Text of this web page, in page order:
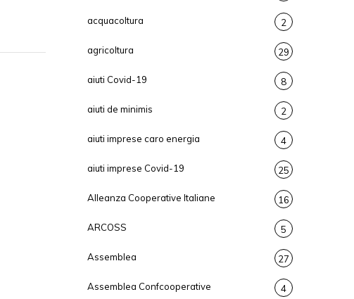
acquacoltura 2
agricoltura 29
aiuti Covid-19 8
aiuti de minimis 2
aiuti imprese caro energia 4
aiuti imprese Covid-19 25
Alleanza Cooperative Italiane 16
ARCOSS 5
Assemblea 27
Assemblea Confcooperative 4